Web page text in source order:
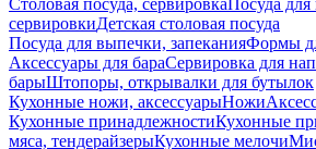
Столовая посуда, сервировкаПосуда для
сервировкиДетская столовая посуда
Посуда для выпечки, запеканияФормы
Аксессуары для бараСервировка для
барыШтопоры, открывалки для бутылок
Кухонные ножи, аксессуарыНожи
Кухонные принадлежностиКухонные
мяса, тендерайзерыКухонные мелочи